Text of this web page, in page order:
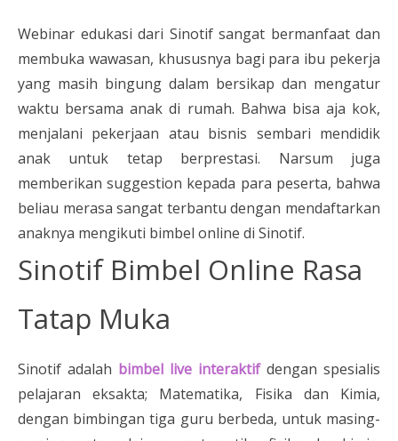
Webinar edukasi dari Sinotif sangat bermanfaat dan
membuka wawasan, khususnya bagi para ibu pekerja
yang masih bingung dalam bersikap dan mengatur
waktu bersama anak di rumah. Bahwa bisa aja kok,
menjalani pekerjaan atau bisnis sembari mendidik
anak untuk tetap berprestasi. Narsum juga
memberikan suggestion kepada para peserta, bahwa
beliau merasa sangat terbantu dengan mendaftarkan
anaknya mengikuti bimbel online di Sinotif.
Sinotif Bimbel Online Rasa
Tatap Muka
Sinotif adalah bimbel live interaktifdengan spesialis
pelajaran eksakta; Matematika, Fisika dan Kimia,
dengan bimbingan tiga guru berbeda, untuk masing-